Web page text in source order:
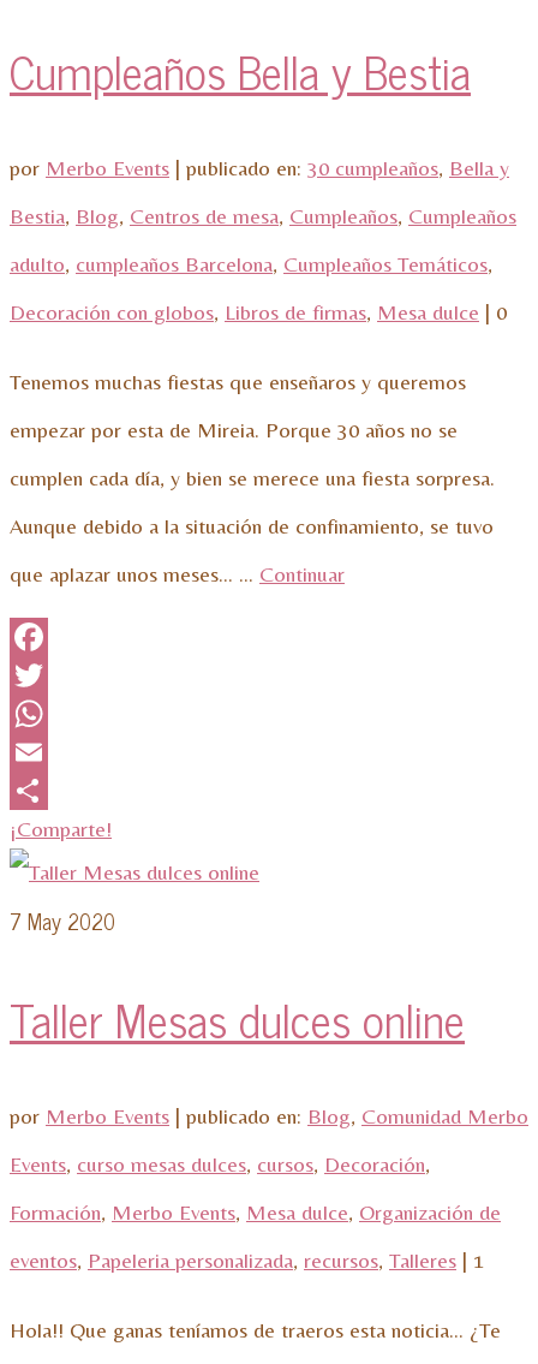
Cumpleaños Bella y Bestia
por Merbo Events | publicado en: 30 cumpleaños, Bella y
Bestia, Blog, Centros de mesa, Cumpleaños, Cumpleaños
adulto, cumpleaños Barcelona, Cumpleaños Temáticos,
Decoración con globos, Libros de firmas, Mesa dulce | 0
Tenemos muchas fiestas que enseñaros y queremos
empezar por esta de Mireia. Porque 30 años no se
cumplen cada día, y bien se merece una fiesta sorpresa.
Aunque debido a la situación de confinamiento, se tuvo
que aplazar unos meses… … Continuar
Facebook
Twitter
WhatsApp
Email
¡Comparte!
7 May 2020
Taller Mesas dulces online
por Merbo Events | publicado en: Blog, Comunidad Merbo
Events, curso mesas dulces, cursos, Decoración,
Formación, Merbo Events, Mesa dulce, Organización de
eventos, Papeleria personalizada, recursos, Talleres | 1
Hola!! Que ganas teníamos de traeros esta noticia… ¿Te